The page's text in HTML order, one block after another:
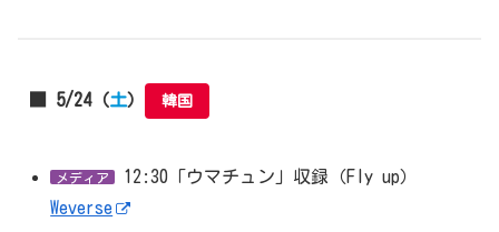
■ 5/24（土） 韓国
メディア
12:30「ウマチュン」収録（Fly up）
Weverse